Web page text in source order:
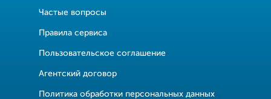
Частые вопросы
Правила сервиса
Пользовательское соглашение
Агентский договор
Политика обработки персональных данных